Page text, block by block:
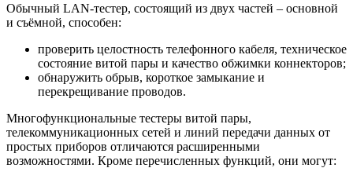
Обычный LAN-тестер, состоящий из двух частей – основной
и съёмной, способен:
проверить целостность телефонного кабеля, техническое
состояние витой пары и качество обжимки коннекторов;
обнаружить обрыв, короткое замыкание и
перекрещивание проводов.
Многофункциональные тестеры витой пары,
телекоммуникационных сетей и линий передачи данных от
простых приборов отличаются расширенными
возможностями. Кроме перечисленных функций, они могут: